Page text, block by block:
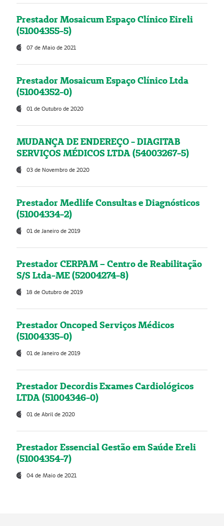
Prestador Mosaicum Espaço Clínico Eireli
(51004355-5)
07 de Maio de 2021
Prestador Mosaicum Espaço Clínico Ltda
(51004352-0)
01 de Outubro de 2020
MUDANÇA DE ENDEREÇO - DIAGITAB
SERVIÇOS MÉDICOS LTDA (54003267-5)
03 de Novembro de 2020
Prestador Medlife Consultas e Diagnósticos
(51004334-2)
01 de Janeiro de 2019
Prestador CERPAM – Centro de Reabilitação
S/S Ltda-ME (52004274-8)
18 de Outubro de 2019
Prestador Oncoped Serviços Médicos
(51004335-0)
01 de Janeiro de 2019
Prestador Decordis Exames Cardiológicos
LTDA (51004346-0)
01 de Abril de 2020
Prestador Essencial Gestão em Saúde Ereli
(51004354-7)
04 de Maio de 2021